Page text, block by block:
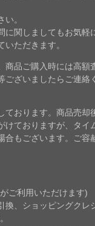
。
に関しましてもお気軽
ただきます。
商品ご購入時には高額
ございましたらご連絡
ております。商品売却
けておりますが、タイ
合もございます。ご容
ご利用いただけます)
換、ショッピングクレ